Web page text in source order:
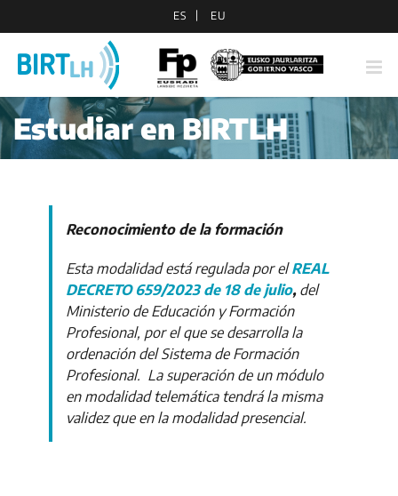
al
contenido
ES EU
Estudiar en BIRTLH
Reconocimiento de la formación
Esta modalidad está regulada por elREAL
DECRETO 659/2023 de 18 de julio, del
Ministerio de Educación y Formación
Profesional, por el que se desarrolla la
ordenación del Sistema de Formación
Profesional. La superación de un módulo
en modalidad telemática tendrá la misma
validez que en la modalidad presencial.